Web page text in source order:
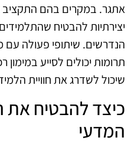
אתגר. במקרים בהם התקציב
יצירתיות להבטיח
הנדרשים. שיתופי פעולה עם
תרומות יכולים לסייע במימון
שיכול לשדרג את חוויית
כיצד להבטיח
המדעי